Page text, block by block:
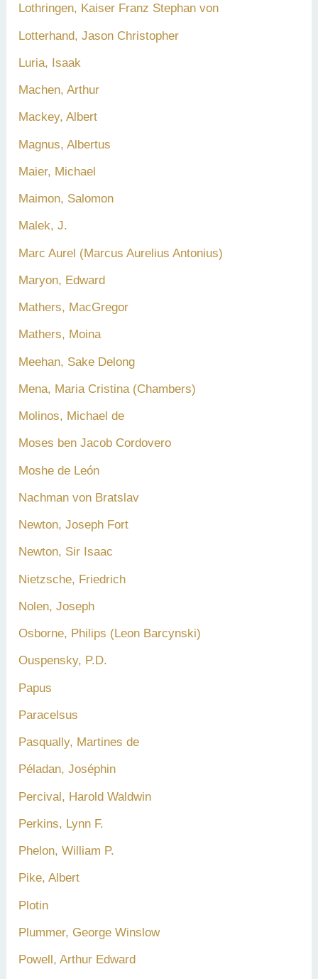
Lothringen, Kaiser Franz Stephan von
Lotterhand, Jason Christopher
Luria, Isaak
Machen, Arthur
Mackey, Albert
Magnus, Albertus
Maier, Michael
Maimon, Salomon
Malek, J.
Marc Aurel (Marcus Aurelius Antonius)
Maryon, Edward
Mathers, MacGregor
Mathers, Moina
Meehan, Sake Delong
Mena, Maria Cristina (Chambers)
Molinos, Michael de
Moses ben Jacob Cordovero
Moshe de León
Nachman von Bratslav
Newton, Joseph Fort
Newton, Sir Isaac
Nietzsche, Friedrich
Nolen, Joseph
Osborne, Philips (Leon Barcynski)
Ouspensky, P.D.
Papus
Paracelsus
Pasqually, Martines de
Péladan, Joséphin
Percival, Harold Waldwin
Perkins, Lynn F.
Phelon, William P.
Pike, Albert
Plotin
Plummer, George Winslow
Powell, Arthur Edward